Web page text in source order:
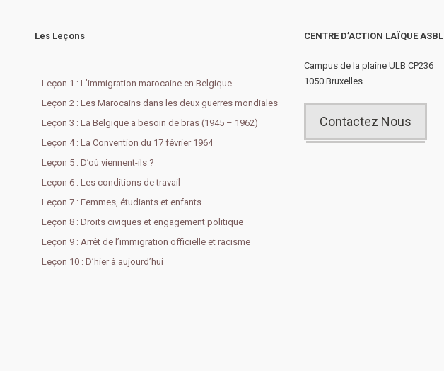
Les Leçons
Leçon 1 : L’immigration marocaine en Belgique
Leçon 2 : Les Marocains dans les deux guerres mondiales
Leçon 3 : La Belgique a besoin de bras (1945 – 1962)
Leçon 4 : La Convention du 17 février 1964
Leçon 5 : D’où viennent-ils ?
Leçon 6 : Les conditions de travail
Leçon 7 : Femmes, étudiants et enfants
Leçon 8 : Droits civiques et engagement politique
Leçon 9 : Arrêt de l’immigration officielle et racisme
Leçon 10 : D’hier à aujourd’hui
CENTRE D’ACTION LAÏQUE ASBL
Campus de la plaine ULB CP236
1050 Bruxelles
Contactez Nous